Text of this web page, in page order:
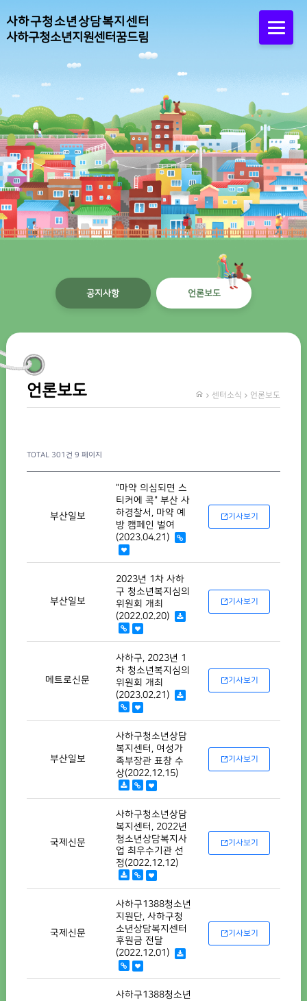
사하구청소년상담복지센터
사하구청소년지원센터꿈드림
공지사항 언론보도
언론보도 센터소식 언론보도
TOTAL 301건 9 페이지
부산일보
"마약 의심되면 스
티커에 콕" 부산 사
하경찰서, 마약 예
방 캠페인 벌여
(2023.04.21)
기사보기
부산일보
2023년 1차 사하
구 청소년복지심의
위원회 개최
(2022.02.20)
기사보기
메트로신문
사하구, 2023년 1
차 청소년복지심의
위원회 개최
(2023.02.21)
기사보기
부산일보
사하구청소년상담
복지센터, 여성가
족부장관 표창 수
상(2022.12.15)
기사보기
국제신문
사하구청소년상담
복지센터, 2022년
청소년상담복지사
업 최우수기관 선
정(2022.12.12)
기사보기
국제신문
사하구1388청소년
지원단, 사하구청
소년상담복지센터
후원금 전달
(2022.12.01)
기사보기
사하구1388청소년